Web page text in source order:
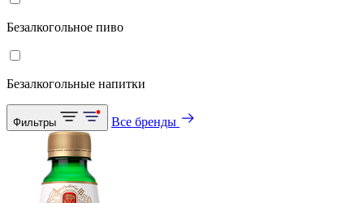
Безалкогольное пиво
Безалкогольные напитки
Фильтры Все бренды